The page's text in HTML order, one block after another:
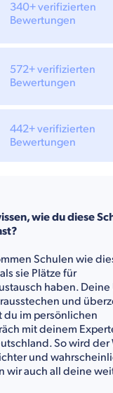
wie du diese
Schulen wie
sie Plätze für
haben.
und
du im persönlichen
mit deinem
So wird der
und
wir auch all deine
340+ verifizierten
Bewertungen
572+ verifizierten
Bewertungen
442+ verifizierten
Bewertungen